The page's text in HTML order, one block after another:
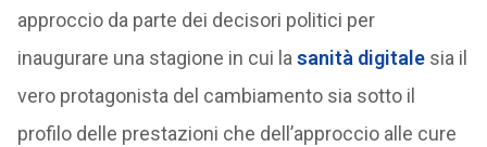
approccio da parte dei decisori politici per
inaugurare una stagione in cui la sanità digitalesia il
vero protagonista del cambiamento sia sotto il
profilo delle prestazioni che dell’approccio alle cure